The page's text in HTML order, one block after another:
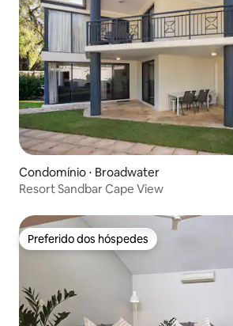
Condomínio ⋅ Broadwater
Resort Sandbar Cape View
Preferido dos hóspedes
Preferido dos hóspedes